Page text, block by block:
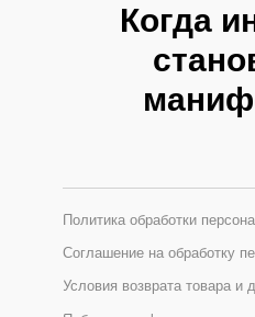
Условия возврата товара и
Соглашение на обработку
Политика обработки
Когда